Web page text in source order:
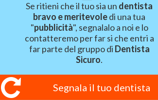
Se ritieni che il tuo sia un dentista
bravo e meritevoledi una tua
"pubblicità", segnalalo a noi e lo
contatteremo per far si che entri a
far parte del gruppo di Dentista
Sicuro.
Segnala il tuo dentista